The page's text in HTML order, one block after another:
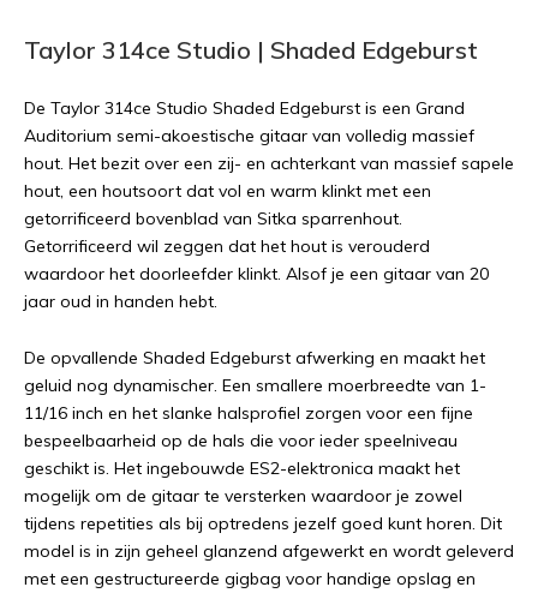
Taylor 314ce Studio | Shaded Edgeburst
De Taylor 314ce Studio Shaded Edgeburst is een Grand
Auditorium semi-akoestische gitaar van volledig massief
hout. Het bezit over een zij- en achterkant van massief sapele
hout, een houtsoort dat vol en warm klinkt met een
getorrificeerd bovenblad van Sitka sparrenhout.
Getorrificeerd wil zeggen dat het hout is verouderd
waardoor het doorleefder klinkt. Alsof je een gitaar van 20
jaar oud in handen hebt.
De opvallende Shaded Edgeburst afwerking en maakt het
geluid nog dynamischer. Een smallere moerbreedte van 1-
11/16 inch en het slanke halsprofiel zorgen voor een fijne
bespeelbaarheid op de hals die voor ieder speelniveau
geschikt is. Het ingebouwde ES2-elektronica maakt het
mogelijk om de gitaar te versterken waardoor je zowel
tijdens repetities als bij optredens jezelf goed kunt horen. Dit
model is in zijn geheel glanzend afgewerkt en wordt geleverd
met een gestructureerde gigbag voor handige opslag en